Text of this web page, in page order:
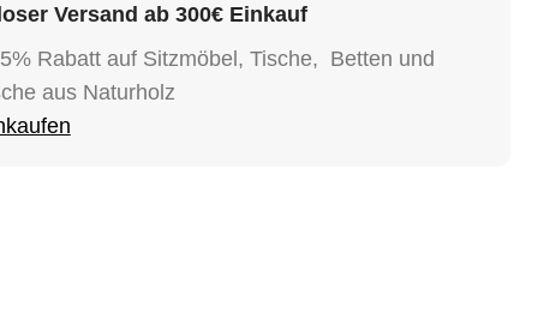
Versand ab 300€ Einkauf
Rabatt auf Sitzmöbel, Tische, Betten und
aus Naturholz